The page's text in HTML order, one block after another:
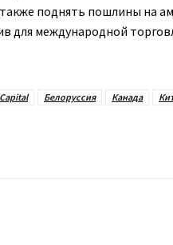
поднять пошлины на
для международной
Белоруссия Канада